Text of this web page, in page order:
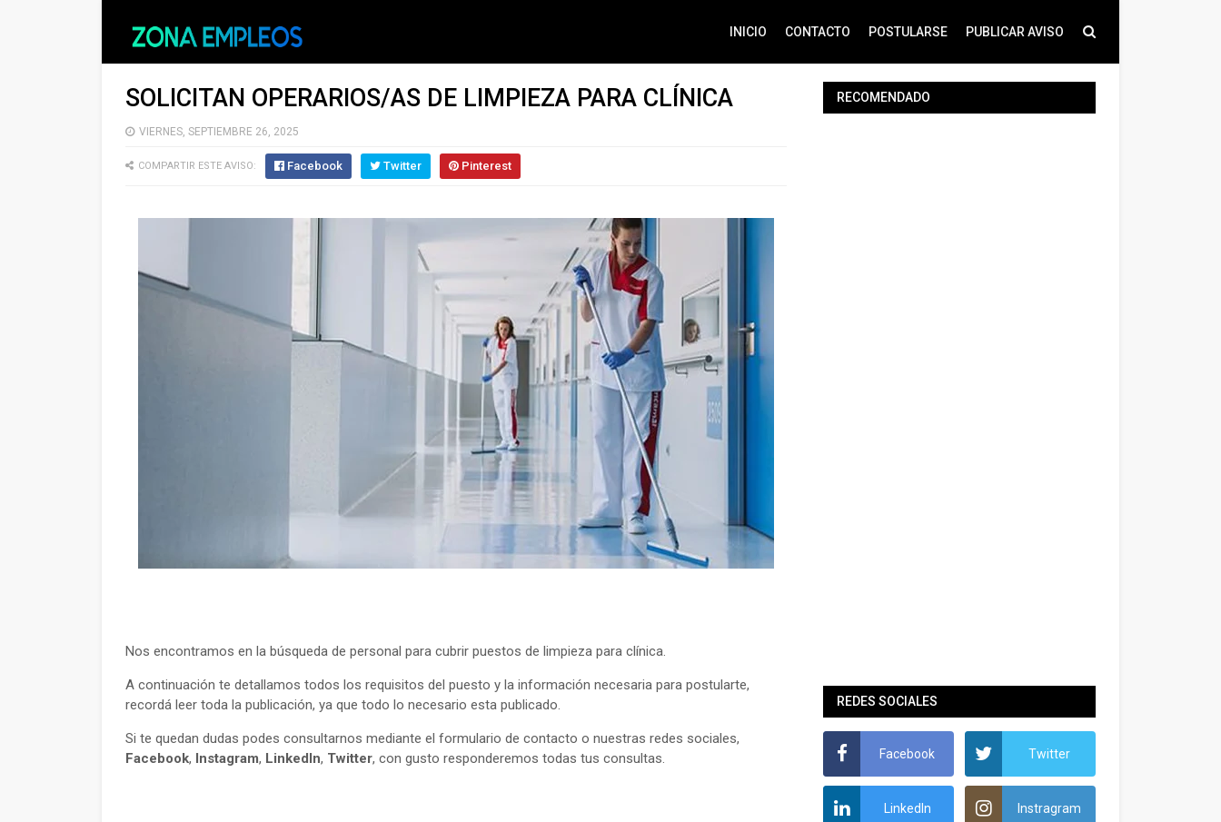
INICIO CONTACTO POSTULARSE PUBLICAR AVISO
SOLICITAN OPERARIOS/AS DE LIMPIEZA PARA CLÍNICA
VIERNES, SEPTIEMBRE 26, 2025
COMPARTIR ESTE AVISO: Facebook Twitter Pinterest
Nos encontramos en la búsqueda de personal para cubrir puestos de limpieza para clínica.
A continuación te detallamos todos los requisitos del puesto y la información necesaria para postularte,
recordá leer toda la publicación, ya que todo lo necesario esta publicado.
Si te quedan dudas podes consultarnos mediante el formulario de contacto o nuestras redes sociales,
Facebook, Instagram, LinkedIn, Twitter, con gusto responderemos todas tus consultas.
RECOMENDADO
REDES SOCIALES
Facebook Twitter
LinkedIn Instragram